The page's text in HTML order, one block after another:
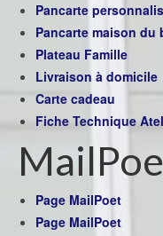
Pancarte
Pancarte maison du
Plateau Famille
Livraison à domicile
Carte cadeau
Fiche Technique
Page MailPoet
Page MailPoet